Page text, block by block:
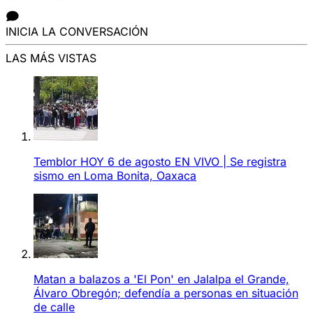
INICIA LA CONVERSACIÓN
LAS MÁS VISTAS
Temblor HOY 6 de agosto EN VIVO | Se registra
sismo en Loma Bonita, Oaxaca
Matan a balazos a 'El Pon' en Jalalpa el Grande,
Álvaro Obregón; defendía a personas en situación
de calle